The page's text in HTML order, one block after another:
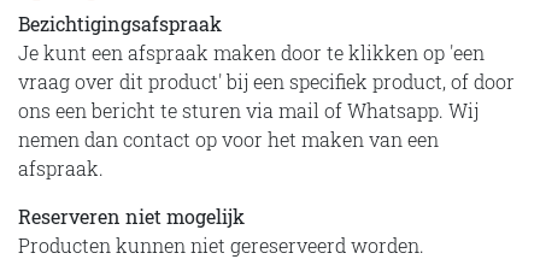
Bezichtigingsafspraak
Je kunt een afspraak maken door te klikken op 'een
vraag over dit product' bij een specifiek product, of door
ons een bericht te sturen via mail of Whatsapp. Wij
nemen dan contact op voor het maken van een
afspraak.
Reserveren niet mogelijk
Producten kunnen niet gereserveerd worden.